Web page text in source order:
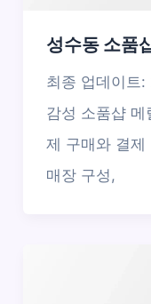
성수동 소품
최종 업데이트
감성 소품샵 메
제 구매와 결제
매장 구성,